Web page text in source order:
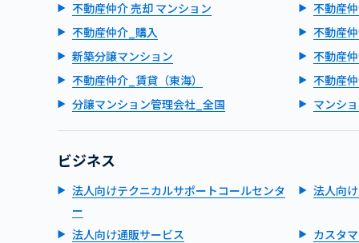
不動産仲介 売却 マンション
不動産
不動産仲介_購入
不動産
新築分譲マンション
不動産
不動産仲介_賃貸（東海）
不動産
分譲マンション管理会社_全国
マンシ
ビジネス
法人向けテクニカルサポートコールセンタ
ー
法人向
法人向け通販サービス
カスタ